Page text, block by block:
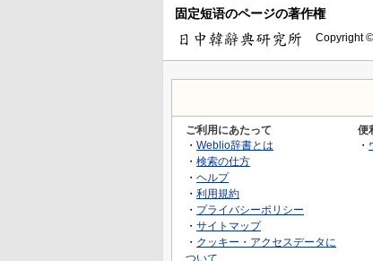
固定短语のページの著作権
Copyright
ご利用にあたって
・ Weblio辞書とは
・ 検索の仕方
・ ヘルプ
・ 利用規約
・ プライバシーポリシー
・ サイトマップ
・ クッキー・アクセスデータに
ついて
便
・